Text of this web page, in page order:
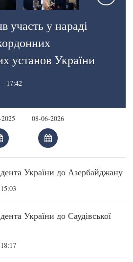
участь у нараді
установ України
- 17:42
України до Азербайджану
України до Саудівської